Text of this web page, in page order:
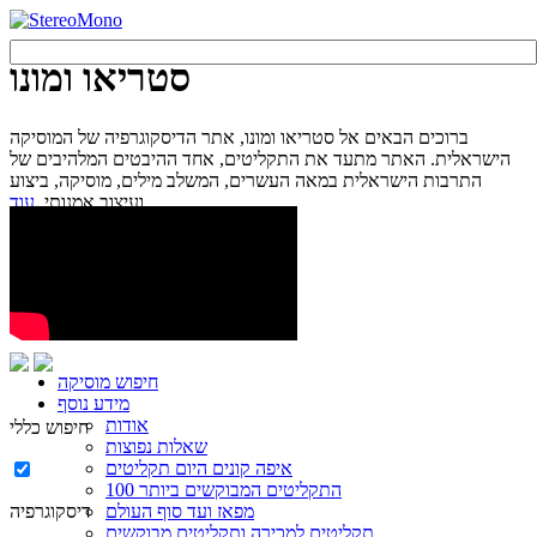
סטריאו ומונו
ברוכים הבאים אל סטריאו ומונו, אתר הדיסקוגרפיה של המוסיקה
הישראלית. האתר מתעד את התקליטים, אחד ההיבטים המלהיבים של
התרבות הישראלית במאה העשרים, המשלב מילים, מוסיקה, ביצוע
ועיצוב אמנותי.עוד...
חיפוש מוסיקה
מידע נוסף
אודות
שאלות נפוצות
איפה קונים היום תקליטים
100 התקליטים המבוקשים ביותר
מפאז ועד סוף העולם
תקליטים למכירה ותקליטים מבוקשים
חיפוש כללי
דיסקוגרפיה